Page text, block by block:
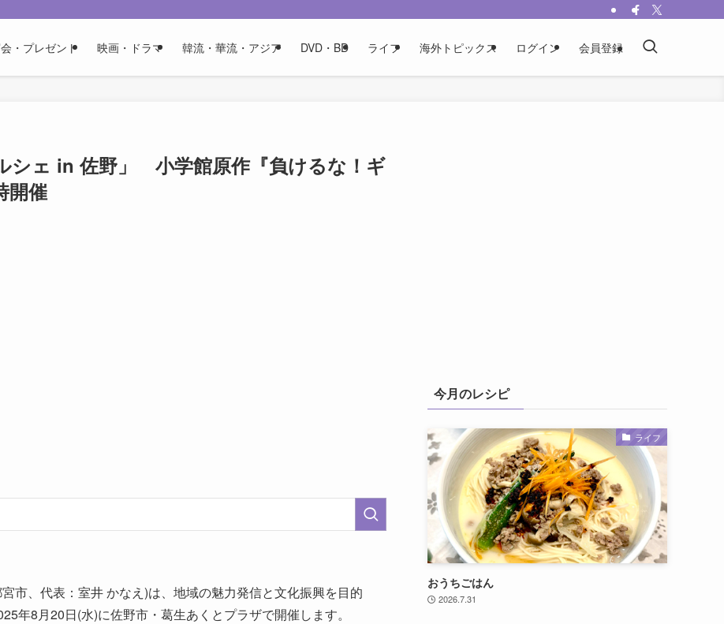
・プレゼント 映画・ドラマ 韓流・華流・アジア DVD・BD ライフ 海外トピックス ログイン 会員登録
シェ in 佐野」 小学館原作『負けるな！ギ
開催
市、代表：室井 かなえ)は、地域の魅力発信と文化振興を目的
年8月20日(水)に佐野市・葛生あくとプラザで開催します。
今月のレシピ
ライフ
おうちごはん
2026.7.31